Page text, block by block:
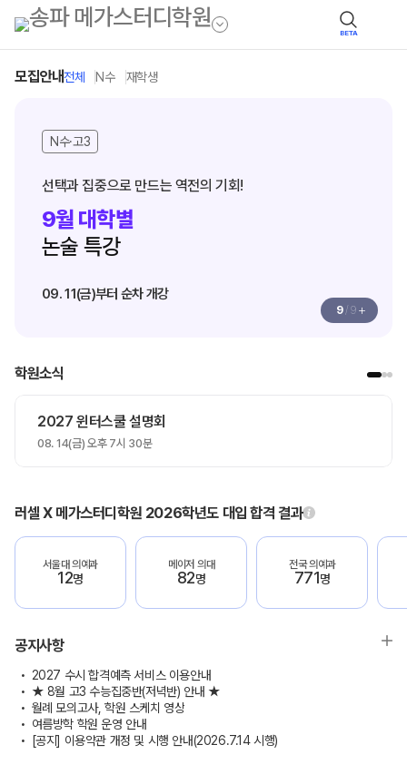
BETA
모집안내전체 N수 재학생
N수·고3
선택과 집중으로 만드는 역전의 기회!
9월 대학별
논술 특강
09. 11(금)부터 순차 개강
9/ 9 +
학원소식
2027 윈터스쿨 설명회
08. 14(금) 오후 7시 30분
러셀 X 메가스터디학원 2026학년도 대입 합격 결과
서울대 의예과
12명
메이저 의대
82명
전국 의예과
771명
공지사항
2027 수시 합격예측 서비스 이용안내
★ 8월 고3 수능집중반(저녁반) 안내 ★
월례 모의고사, 학원 스케치 영상
여름방학 학원 운영 안내
[공지] 이용약관 개정 및 시행 안내(2026.7.14 시행)